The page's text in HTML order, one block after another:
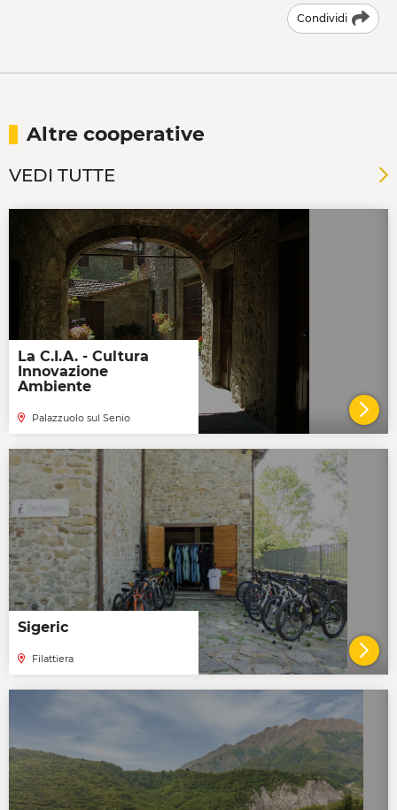
Condividi
Altre cooperative
VEDI TUTTE
La C.I.A. - Cultura
Innovazione
Ambiente
Palazzuolo sul Senio VAI
Sigeric
Filattiera VAI